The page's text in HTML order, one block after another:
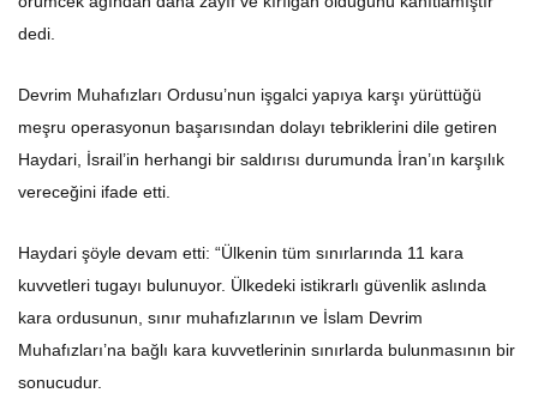
dedi.
Devrim Muhafızları Ordusu’nun işgalci yapıya karşı yürüttüğü
meşru operasyonun başarısından dolayı tebriklerini dile getiren
Haydari, İsrail’in herhangi bir saldırısı durumunda İran’ın karşılık
vereceğini ifade etti.
Haydari şöyle devam etti: “Ülkenin tüm sınırlarında 11 kara
kuvvetleri tugayı bulunuyor. Ülkedeki istikrarlı güvenlik aslında
kara ordusunun, sınır muhafızlarının ve İslam Devrim
Muhafızları’na bağlı kara kuvvetlerinin sınırlarda bulunmasının bir
sonucudur.